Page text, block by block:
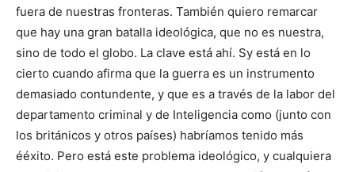
fuera de nuestras fronteras. También quiero remarcar
que hay una gran batalla ideológica, que no es nuestra,
sino de todo el globo. La clave está ahí. Sy está en lo
cierto cuando afirma que la guerra es un instrumento
demasiado contundente, y que es a través de la labor del
departamento criminal y de Inteligencia como (junto con
los británicos y otros países) habríamos tenido más
ééxito. Pero está este problema ideológico, y cualquiera